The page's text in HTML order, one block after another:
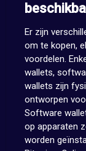
Er zijn
om te kopen,
voordelen.
wallets,
wallets zijn
ontworpen
Software
op apparaten
worden